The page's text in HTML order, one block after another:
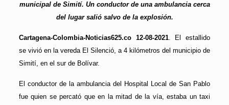
municipal de Simití. Un conductor de una ambulancia cerca
del lugar salió salvo de la explosión.
Cartagena-Colombia-Noticias625.co 12-08-2021. El estallido
se vivió en la vereda El Silenció, a 4 kilómetros del municipio de
Simití, en el sur de Bolívar.
El conductor de la ambulancia del Hospital Local de San Pablo
fue quien se percató que en la mitad de la vía, estaba un taxi